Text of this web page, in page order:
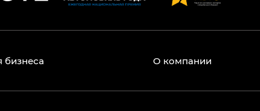
бизнеса О компании